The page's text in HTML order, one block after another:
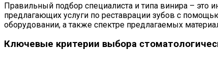
Правильный подбор специалиста и типа винира – это
предлагающих услуги по реставрации зубов с
оборудовании, а также спектре предлагаемых
Ключевые критерии выбора